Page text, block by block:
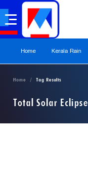
Home Kerala Rain
Home Tag Results
Total Solar Eclipse